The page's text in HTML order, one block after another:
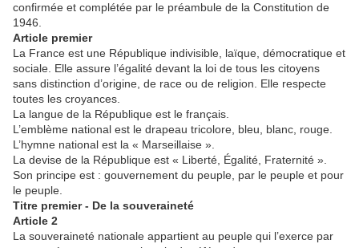
confirmée et complétée par le préambule de la Constitution de
1946.
Article premier
La France est une République indivisible, laïque, démocratique et
sociale. Elle assure l’égalité devant la loi de tous les citoyens
sans distinction d’origine, de race ou de religion. Elle respecte
toutes les croyances.
La langue de la République est le français.
L’emblème national est le drapeau tricolore, bleu, blanc, rouge.
L’hymne national est la « Marseillaise ».
La devise de la République est « Liberté, Égalité, Fraternité ».
Son principe est : gouvernement du peuple, par le peuple et pour
le peuple.
Titre premier - De la souveraineté
Article 2
La souveraineté nationale appartient au peuple qui l’exerce par